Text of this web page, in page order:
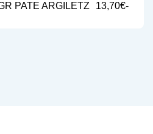
PATE ARGILETZ 13,70€-